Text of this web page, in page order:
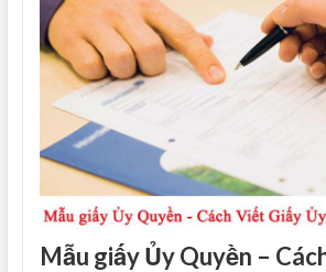
Mẫu giấy Ủy Quyền –